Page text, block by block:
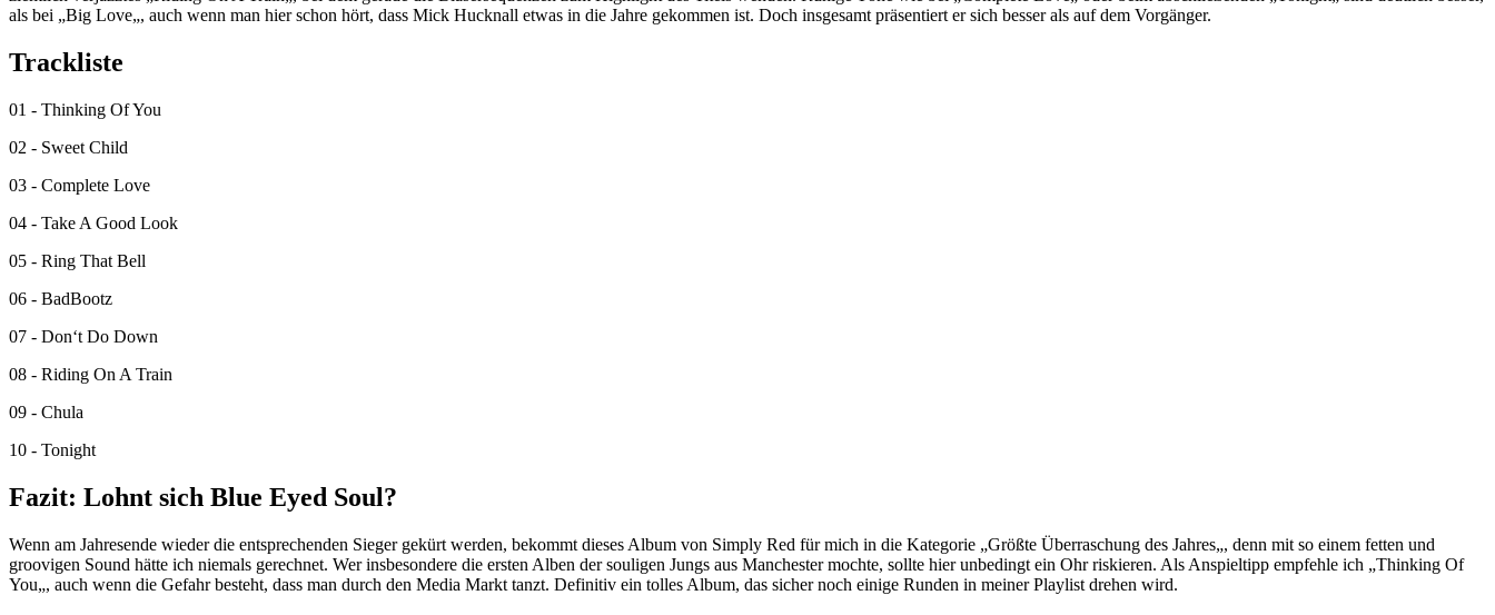
als bei „Big Love„, auch wenn man hier schon hört, dass Mick Hucknall etwas in die Jahre gekommen ist. Doch insgesamt präsentiert er sich besser als auf dem Vorgänger.
Trackliste
01 - Thinking Of You
02 - Sweet Child
03 - Complete Love
04 - Take A Good Look
05 - Ring That Bell
06 - BadBootz
07 - Don‘t Do Down
08 - Riding On A Train
09 - Chula
10 - Tonight
Fazit: Lohnt sich Blue Eyed Soul?
Wenn am Jahresende wieder die entsprechenden Sieger gekürt werden, bekommt dieses Album von Simply Red für mich in die Kategorie „Größte Überraschung des Jahres„, denn mit so einem fetten und
groovigen Sound hätte ich niemals gerechnet. Wer insbesondere die ersten Alben der souligen Jungs aus Manchester mochte, sollte hier unbedingt ein Ohr riskieren. Als Anspieltipp empfehle ich „Thinking Of
You„, auch wenn die Gefahr besteht, dass man durch den Media Markt tanzt. Definitiv ein tolles Album, das sicher noch einige Runden in meiner Playlist drehen wird.